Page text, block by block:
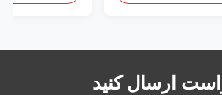
ارسال کنید